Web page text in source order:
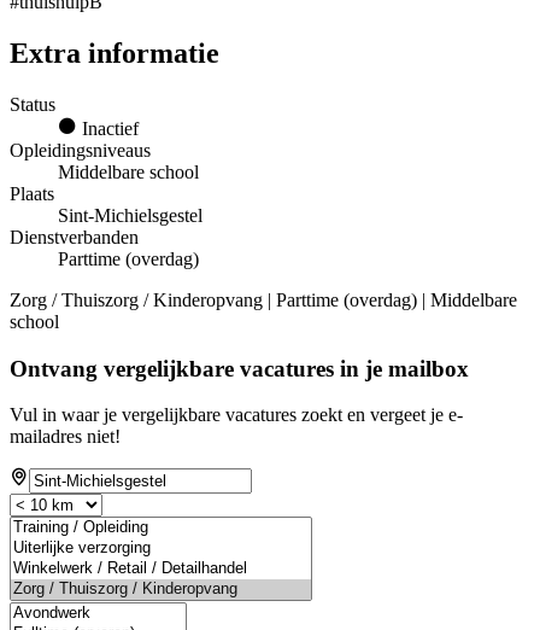
Extra informatie
Status
Inactief
Opleidingsniveaus
Middelbare school
Plaats
Sint-Michielsgestel
Dienstverbanden
Parttime (overdag)
Zorg / Thuiszorg / Kinderopvang | Parttime (overdag) | Middelbare
school
Ontvang vergelijkbare vacatures in je mailbox
Vul in waar je vergelijkbare vacatures zoekt en vergeet je e-
mailadres niet!